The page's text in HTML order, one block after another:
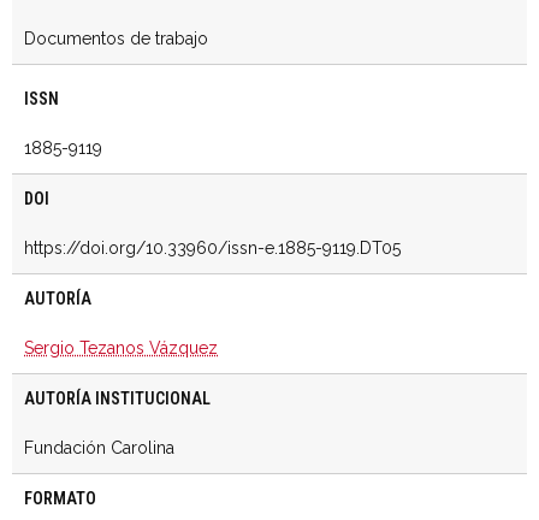
Documentos de trabajo
ISSN
1885-9119
DOI
https://doi.org/10.33960/issn-e.1885-9119.DT05
AUTORÍA
Sergio Tezanos Vázquez
AUTORÍA INSTITUCIONAL
Fundación Carolina
FORMATO